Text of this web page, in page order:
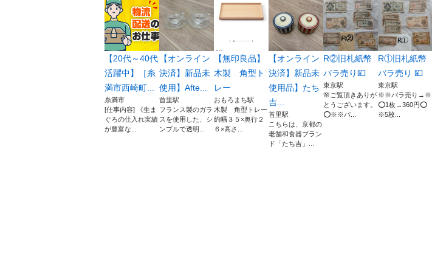
【20代～40代
活躍中】［糸
満市西崎町...
糸満市
[仕事内容] 《生ま
ぐろの仕入れ実績
が豊富な...
【オンライン
決済】新品未
使用】Afte...
首里駅
フランス製のガラ
スを使用した、シ
ンプルで透明...
【無印良品】
木製 角型ト
レー
おもろまち駅
木製 角型トレー
約幅３５×奥行２
６×高さ...
【オンライン
決済】新品未
使用品】たち
吉...
首里駅
こちらは、京都の
老舗和食器ブラン
ド「たち吉」...
R②旧札紙幣
バラ売り💴
東京駅
🌸ご覧頂きありが
とうございます。
⭕※※バ...
R①旧札紙幣
バラ売り 💴
東京駅
※※バラ売り→※
⭕1枚→360円⭕
※5枚...